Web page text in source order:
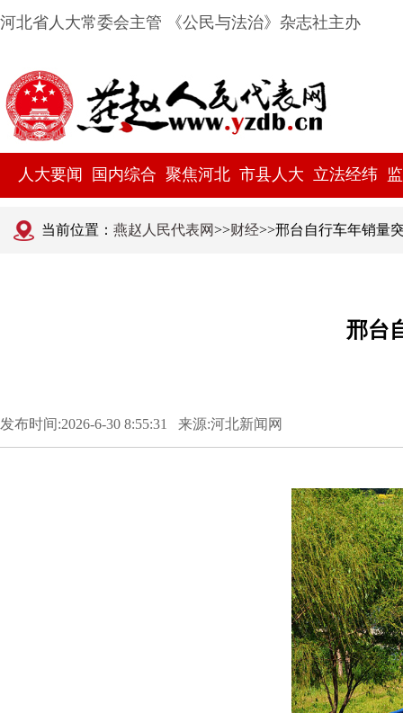
河北省人大常委会主管 《公民与法治》杂志社主办
人大要闻 国内综合 聚焦河北 市县人大 立法经纬
当前位置： 燕赵人民代表网>>财经>>邢台自行车年销量
邢台
发布时间:2026-6-30 8:55:31 来源:河北新闻网